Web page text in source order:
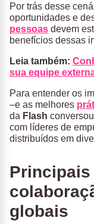
Por trás desse
oportunidades e
pessoas devem
benefícios dessas
Leia também:
sua equipe
Para entender os
–e as melhores
da Flash
com líderes de
distribuídos em
globais